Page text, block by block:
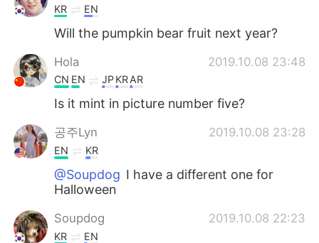
KR EN
Will the pumpkin bear fruit next year?
Hola 2019.10.08 23:48
CN EN JPKRAR
Is it mint in picture number five?
공주Lyn 2019.10.08 23:28
EN KR
@Soupdog I have a different one for
Halloween
Soupdog 2019.10.08 22:23
KR EN